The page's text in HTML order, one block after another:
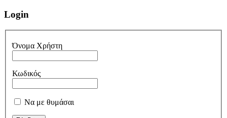
Login
Όνομα Χρήστη
Κωδικός
Να με θυμάσαι